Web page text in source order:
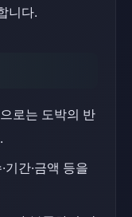
니다.
로는 도박의 반
간·금액 등을